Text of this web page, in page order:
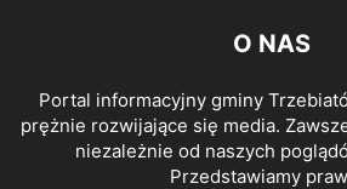
O NAS
Portal informacyjny gminy
prężnie rozwijające się media.
niezależnie od naszych
Przedstawiamy